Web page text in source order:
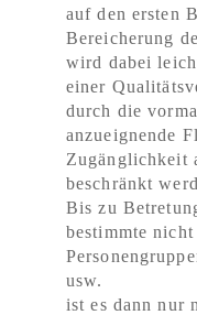
auf den ersten
Bereicherung
wird dabei
einer
durch die
anzueignende
Zugänglichkeit
beschränkt
Bis zu
bestimmte
usw.
ist es dann nur